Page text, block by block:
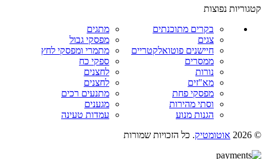
קטגוריות נפוצות
בקרים מתוכנתים
מתגים
צגים
מפסקי גבול
חיישנים פוטואלקטריים
מתמרי ומפסקי לחץ
ממסרים
ספקי כח
נורות
לחצנים
מא"זים
לחצנים
מפסקי פחת
מתנעים רכים
וסתי מהירות
מגענים
הגנות מנוע
עמדות טעינה
© 2026
אוטומטיק. כל הזכויות שמורות